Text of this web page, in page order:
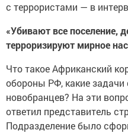
с террористами — в
«Убивают все поселение,
терроризируют мирное
Что такое Африканский
обороны РФ, какие
новобранцев? На эти
ответил представитель
Подразделение было